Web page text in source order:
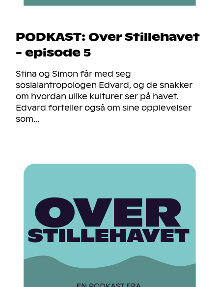
PODKAST: Over Stillehavet
- episode 5
Stina og Simon får med seg
sosialantropologen Edvard, og de snakker
om hvordan ulike kulturer ser på havet.
Edvard forteller også om sine opplevelser
som...